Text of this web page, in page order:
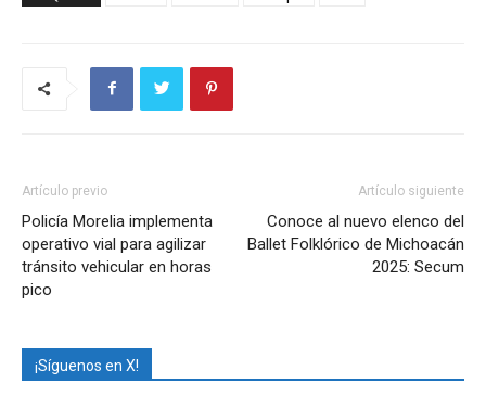
Artículo previo
Policía Morelia implementa
operativo vial para agilizar
tránsito vehicular en horas
pico
Artículo siguiente
Conoce al nuevo elenco del
Ballet Folklórico de Michoacán
2025: Secum
¡Síguenos en X!